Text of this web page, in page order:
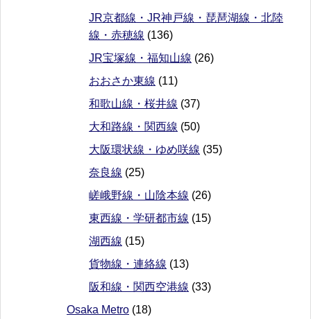
JR京都線・JR神戸線・琵琶湖線・北陸
線・赤穂線 (136)
JR宝塚線・福知山線 (26)
おおさか東線 (11)
和歌山線・桜井線 (37)
大和路線・関西線 (50)
大阪環状線・ゆめ咲線 (35)
奈良線 (25)
嵯峨野線・山陰本線 (26)
東西線・学研都市線 (15)
湖西線 (15)
貨物線・連絡線 (13)
阪和線・関西空港線 (33)
Osaka Metro (18)